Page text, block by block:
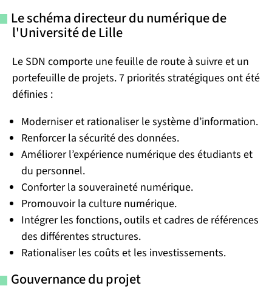
Le schéma directeur du numérique de
l'Université de Lille
Le SDN comporte une feuille de route à suivre et un
portefeuille de projets. 7 priorités stratégiques ont été
définies :
Moderniser et rationaliser le système d’information.
Renforcer la sécurité des données.
Améliorer l’expérience numérique des étudiants et
du personnel.
Conforter la souveraineté numérique.
Promouvoir la culture numérique.
Intégrer les fonctions, outils et cadres de références
des différentes structures.
Rationaliser les coûts et les investissements.
Gouvernance du projet